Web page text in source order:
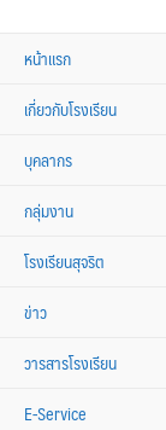
หน้าแรก
เกี่ยวกับโรงเรียน
บุคลากร
กลุ่มงาน
โรงเรียนสุจริต
ข่าว
วารสารโรงเรียน
E-Service